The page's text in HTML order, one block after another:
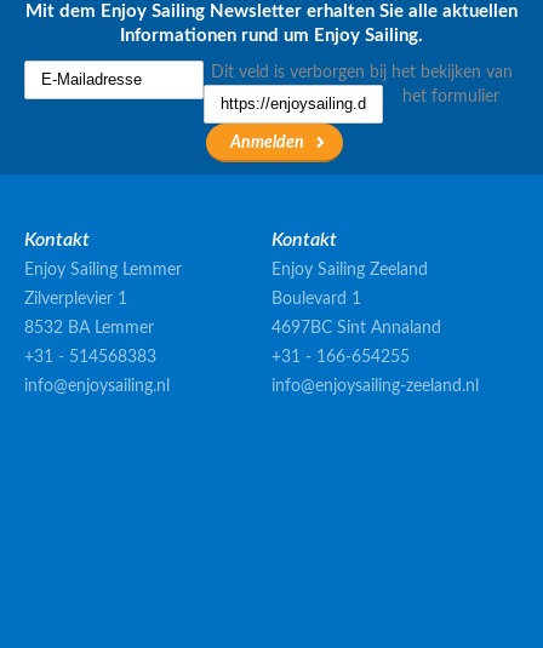
Mit dem Enjoy Sailing Newsletter erhalten Sie alle aktuellen
Informationen rund um Enjoy Sailing.
Dit veld is verborgen bij het bekijken van
het formulier
Kontakt
Enjoy Sailing Lemmer
Zilverplevier 1
8532 BA Lemmer
+31 - 514568383
info@enjoysailing.nl
Kontakt
Enjoy Sailing Zeeland
Boulevard 1
4697BC Sint Annaland
+31 - 166-654255
info@enjoysailing-zeeland.nl